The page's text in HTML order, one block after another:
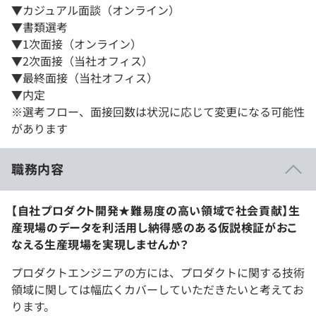
▼カジュアル面談（オンライン）
▼書類選考
▼1次面接（オンライン）
▼2次面接（当社オフィス）
▼最終面接（当社オフィス）
▼内定
※選考フロー、面接回数は状況に応じて変更になる可能性
があります
職務内容
【自社プロダクト開発★難易度の高い領域で社会貢献】生
産現場のデータを利活用し納得感のある仮説検証がおこ
なえる生産現場を実現しませんか？
プロダクトエンジニアの方には、プロダクトに関する技術
領域に関しては幅広くカバーしていただきたいと考えてお
ります。